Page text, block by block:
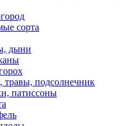
сорта
дыни
травы, подсолнечник
патиссоны